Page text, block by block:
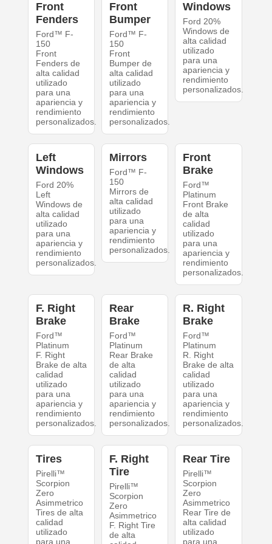
Front
Fenders
Ford™ F-
150
Front
Fenders de
alta calidad
utilizado
para una
apariencia y
rendimiento
personalizados.
Front
Bumper
Ford™ F-
150
Front
Bumper de
alta calidad
utilizado
para una
apariencia y
rendimiento
personalizados.
Windows
Ford 20%
Windows de
alta calidad
utilizado
para una
apariencia y
rendimiento
personalizados.
Left
Windows
Ford 20%
Left
Windows de
alta calidad
utilizado
para una
apariencia y
rendimiento
personalizados.
Mirrors
Ford™ F-
150
Mirrors de
alta calidad
utilizado
para una
apariencia y
rendimiento
personalizados.
Front
Brake
Ford™
Platinum
Front Brake
de alta
calidad
utilizado
para una
apariencia y
rendimiento
personalizados.
F. Right
Brake
Ford™
Platinum
F. Right
Brake de alta
calidad
utilizado
para una
apariencia y
rendimiento
personalizados.
Rear
Brake
Ford™
Platinum
Rear Brake
de alta
calidad
utilizado
para una
apariencia y
rendimiento
personalizados.
R. Right
Brake
Ford™
Platinum
R. Right
Brake de alta
calidad
utilizado
para una
apariencia y
rendimiento
personalizados.
Tires
Pirelli™
Scorpion
Zero
Asimmetrico
Tires de alta
calidad
utilizado
para una
F. Right
Tire
Pirelli™
Scorpion
Zero
Asimmetrico
F. Right Tire
de alta
Rear Tire
Pirelli™
Scorpion
Zero
Asimmetrico
Rear Tire de
alta calidad
utilizado
para una